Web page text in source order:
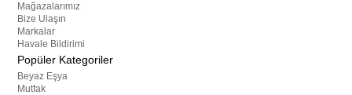
Mağazalarımız
Bize Ulaşın
Markalar
Havale Bildirimi
Popüler Kategoriler
Beyaz Eşya
Mutfak